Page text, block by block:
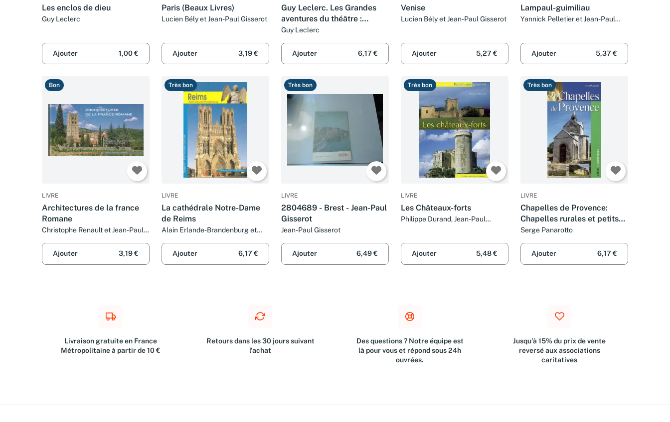
Les enclos de dieu
Guy Leclerc
Ajouter 1,00 €
Paris (Beaux Livres)
Lucien Bély et Jean-Paul Gisserot
Ajouter 3,19 €
Guy Leclerc. Les Grandes
aventures du théâtre :
Nouvelle édition revue et
complétée
Guy Leclerc
Ajouter 6,17 €
Venise
Lucien Bély et Jean-Paul Gisserot
Ajouter 5,27 €
Lampaul-guimiliau
Yannick Pelletier et Jean-Paul
Ajouter 5,37 €
Bon
LIVRE
Architectures de la france
Romane
Christophe Renault et Jean-Paul
Ajouter
3,19 €
Très bon
LIVRE
La cathédrale Notre-Dame
de Reims
Alain Erlande-Brandenburg et
Ajouter
6,17 €
Très bon
LIVRE
2804689 - Brest - Jean-Paul
Gisserot
Jean-Paul Gisserot
Ajouter 6,49 €
Très bon
LIVRE
Les Châteaux-forts
Philippe Durand, Jean-Paul
Ajouter 5,48 €
Très bon
LIVRE
Chapelles de Provence:
Chapelles rurales et petits
édifices religieux
Serge Panarotto
Ajouter 6,17 €
Livraison gratuite en France
Métropolitaine à partir de 10 €
Retours dans les 30 jours suivant
l'achat
Des questions ? Notre équipe est
là pour vous et répond sous 24h
ouvrées.
Jusqu'à 15% du prix de vente
reversé aux associations
caritatives